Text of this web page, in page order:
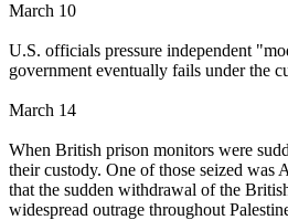
March 10
U.S. officials pressure independent
government eventually fails under the
March 14
When British prison monitors were
their custody. One of those seized
that the sudden withdrawal of the
widespread outrage throughout